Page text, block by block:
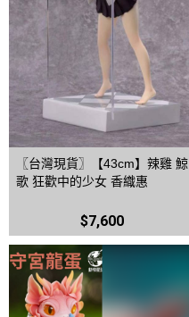
〖台灣現貨〗【43cm】辣雞 鯨
歌 狂歡中的少女 香織惠
$7,600